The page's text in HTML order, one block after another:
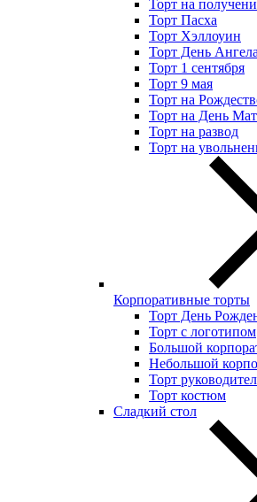
Торт на
Торт Пасха
Торт Хэллоуин
Торт День Ангела
Торт 1 сентября
Торт 9 мая
Торт на
Торт на День
Торт на развод
Торт на
Корпоративные торты
Торт День
Торт с логотипом
Большой
Небольшой
Торт
Торт костюм
Сладкий стол